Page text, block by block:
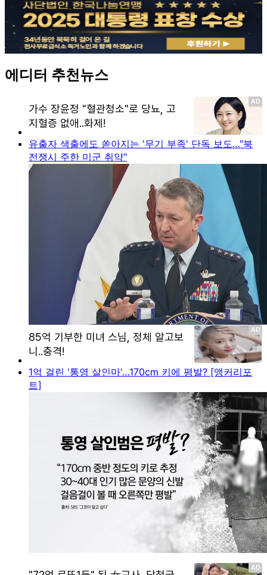
에디터 추천뉴스
유출자 색출에도 쏟아지는 '무기 부족' 단독 보도…"북
전쟁시 주한 미군 취약"
1억 걸린 '통영 살인마'…170cm 키에 평발? [앵커리포
트]